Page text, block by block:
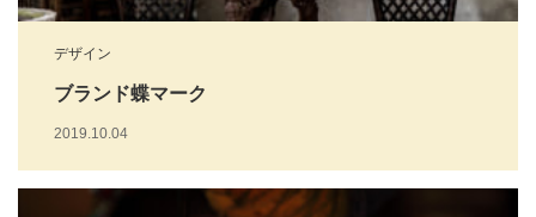
デザイン
ブランド蝶マーク
2019.10.04